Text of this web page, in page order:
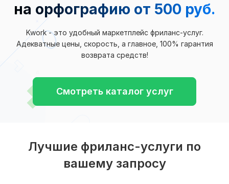
на орфографию от 500 руб.
Kwork - это удобный маркетплейс фриланс-услуг.
Адекватные цены, скорость, а главное, 100% гарантия
возврата средств!
Смотреть каталог услуг
Лучшие фриланс-услуги по
вашему запросу